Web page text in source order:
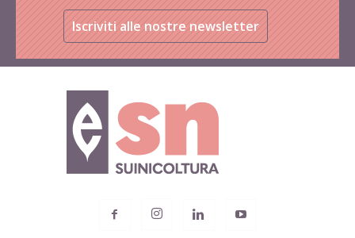
Iscriviti alle nostre newsletter